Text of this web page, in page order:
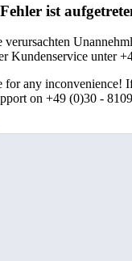
ist
verursachten
Kundenservice unter
for any inconvenience!
on +49 (0)30 -